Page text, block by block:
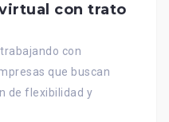
con trato
con
que buscan
de flexibilidad y